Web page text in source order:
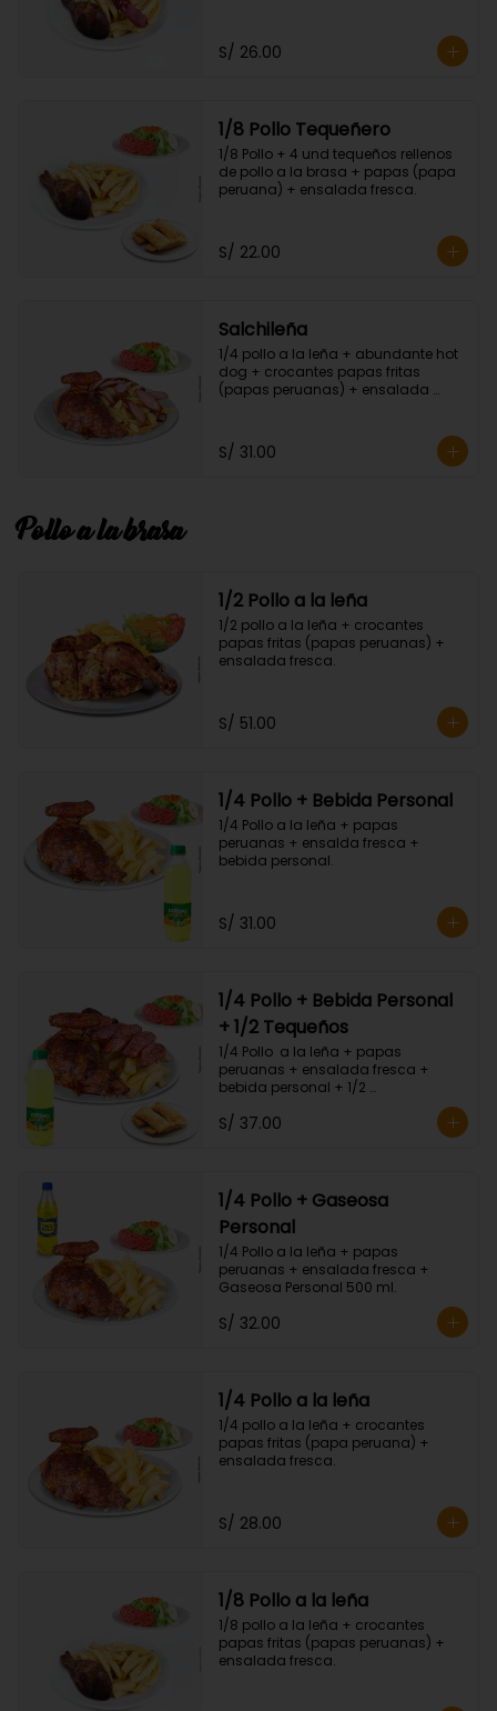
S/ 26.00
1/8 Pollo Tequeñero
1/8 Pollo + 4 und tequeños rellenos
de pollo a la brasa + papas (papa
peruana) + ensalada fresca.
S/ 22.00
Salchileña
1/4 pollo a la leña + abundante hot
dog + crocantes papas fritas
(papas peruanas) + ensalada
S/ 31.00
Pollo a la brasa
1/2 Pollo a la leña
1/2 pollo a la leña + crocantes
papas fritas (papas peruanas) +
ensalada fresca.
S/ 51.00
1/4 Pollo + Bebida Personal
1/4 Pollo a la leña + papas
peruanas + ensalda fresca +
bebida personal.
S/ 31.00
1/4 Pollo + Bebida Personal
+ 1/2 Tequeños
1/4 Pollo  a la leña + papas
peruanas + ensalada fresca +
bebida personal + 1/2
S/ 37.00
1/4 Pollo + Gaseosa
Personal
1/4 Pollo a la leña + papas
peruanas + ensalada fresca +
Gaseosa Personal 500 ml.
S/ 32.00
1/4 Pollo a la leña
1/4 pollo a la leña + crocantes
papas fritas (papa peruana) +
ensalada fresca.
S/ 28.00
1/8 Pollo a la leña
1/8 pollo a la leña + crocantes
papas fritas (papas peruanas) +
ensalada fresca.